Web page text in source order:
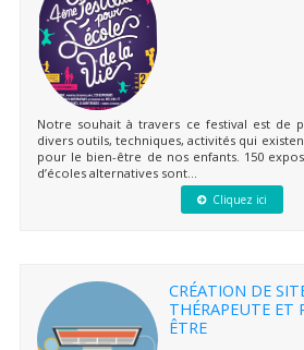
Notre souhait à travers ce festival est de
divers outils, techniques, activités qui
pour le bien-être de nos enfants. 150
d’écoles alternatives sont...
Cliquez ici
CRÉATION DE
THÉRAPEUTE ET
ÊTRE